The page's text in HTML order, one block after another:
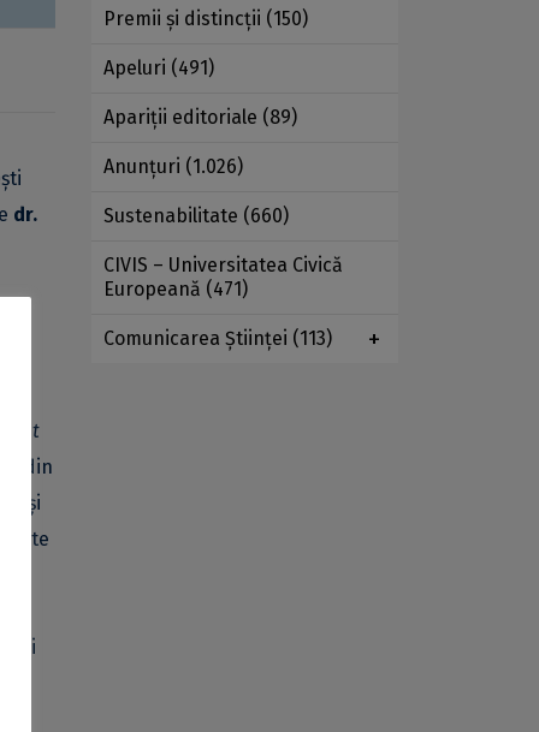
dr.
din
și
Premii şi distincţii (150)
Apeluri (491)
Apariţii editoriale (89)
Anunţuri (1.026)
Sustenabilitate (660)
CIVIS – Universitatea Civică
Europeană (471)
Comunicarea Ştiinţei (113)